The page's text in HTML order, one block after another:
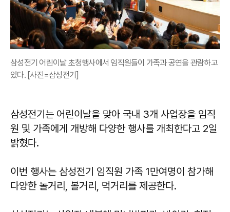
삼성전기 어린이날 초청행사에서 임직원들이 가족과 공연을 관람하고
있다. [사진=삼성전기]
삼성전기는 어린이날을 맞아 국내 3개 사업장을 임직
원 및 가족에게 개방해 다양한 행사를 개최한다고 2일
밝혔다.
이번 행사는 삼성전기 임직원 가족 1만여명이 참가해
다양한 놀거리, 볼거리, 먹거리를 제공한다.